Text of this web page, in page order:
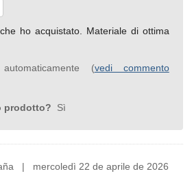
ho acquistato. Materiale di ottima
(vedi commento
prodotto? Sì
| mercoledì 22 de aprile de 2026